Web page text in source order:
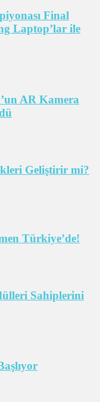
Final
Laptop’lar ile
AR Kamera
Geliştirir mi?
Türkiye’de!
Sahiplerini